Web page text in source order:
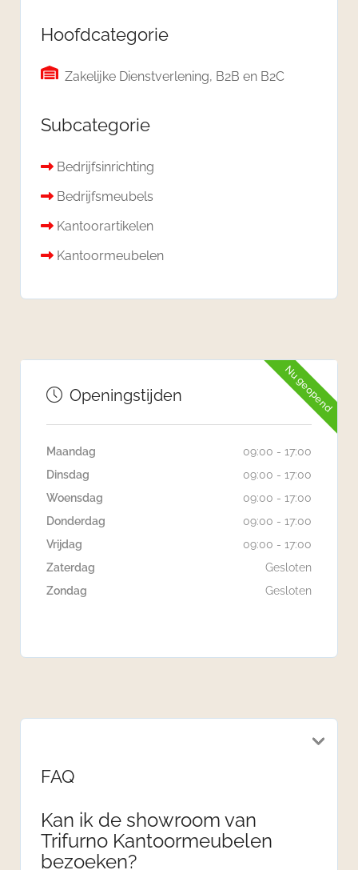
Hoofdcategorie
Zakelijke Dienstverlening, B2B en B2C
Subcategorie
Bedrijfsinrichting
Bedrijfsmeubels
Kantoorartikelen
Kantoormeubelen
Nu geopend
Openingstijden
Maandag
09:00 - 17:00
Dinsdag
09:00 - 17:00
Woensdag
09:00 - 17:00
Donderdag
09:00 - 17:00
Vrijdag
09:00 - 17:00
Zaterdag
Gesloten
Zondag
Gesloten
FAQ
Kan ik de showroom van
Trifurno Kantoormeubelen
bezoeken?